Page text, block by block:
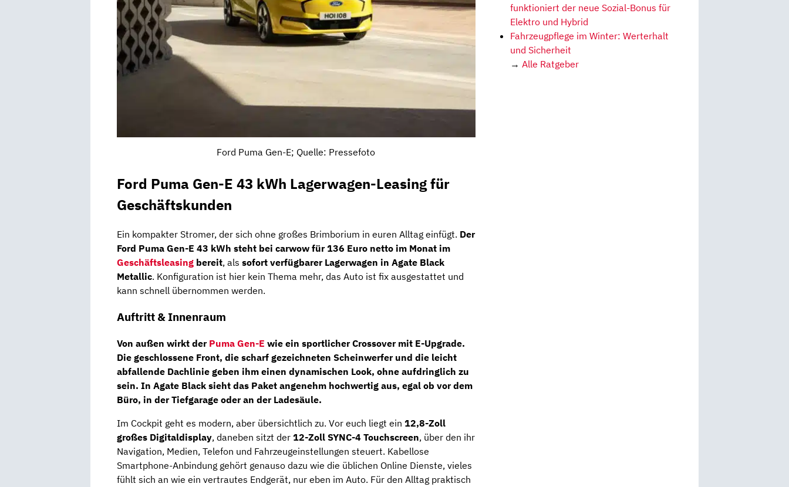
Ford Puma Gen-E; Quelle: Pressefoto
Ford Puma Gen-E 43 kWh Lagerwagen-Leasing für
Geschäftskunden
Ein kompakter Stromer, der sich ohne großes Brimborium in euren Alltag einfügt. Der
Ford Puma Gen-E 43 kWh steht bei carwow für 136 Euro netto im Monat im
Geschäftsleasing bereit, als sofort verfügbarer Lagerwagen in Agate Black
Metallic. Konfiguration ist hier kein Thema mehr, das Auto ist fix ausgestattet und
kann schnell übernommen werden.
Auftritt & Innenraum
Von außen wirkt der Puma Gen-E wie ein sportlicher Crossover mit E-Upgrade.
Die geschlossene Front, die scharf gezeichneten Scheinwerfer und die leicht
abfallende Dachlinie geben ihm einen dynamischen Look, ohne aufdringlich zu
sein. In Agate Black sieht das Paket angenehm hochwertig aus, egal ob vor dem
Büro, in der Tiefgarage oder an der Ladesäule.
Im Cockpit geht es modern, aber übersichtlich zu. Vor euch liegt ein 12,8-Zoll
großes Digitaldisplay, daneben sitzt der 12-Zoll SYNC-4 Touchscreen, über den ihr
Navigation, Medien, Telefon und Fahrzeugeinstellungen steuert. Kabellose
Smartphone-Anbindung gehört genauso dazu wie die üblichen Online Dienste, vieles
fühlt sich an wie ein vertrautes Endgerät, nur eben im Auto. Für den Alltag praktisch
funktioniert der neue Sozial-Bonus für
Elektro und Hybrid
Fahrzeugpflege im Winter: Werterhalt
und Sicherheit
→ Alle Ratgeber